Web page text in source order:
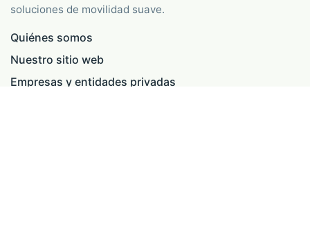
soluciones de movilidad suave.
Quiénes somos
Nuestro sitio web
Empresas y entidades privadas